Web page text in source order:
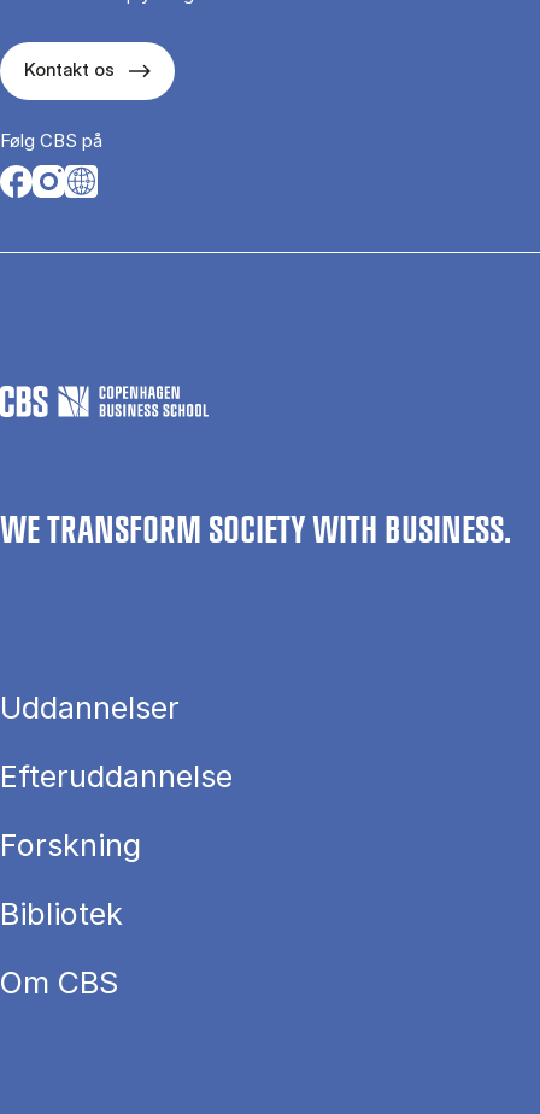
Kontakt os
Følg CBS på
Opens in a new tab
Opens in a new tab
Opens in a new tab
WE TRANSFORM SOCIETY WITH BUSINESS.
Uddannelser
Efteruddannelse
Forskning
Bibliotek
Om CBS